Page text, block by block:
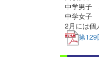
中学男子
中学女子
2月には個
第129